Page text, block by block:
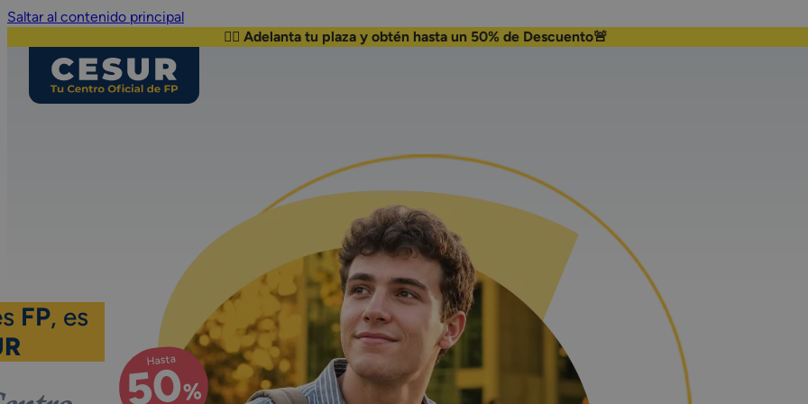
Saltar al contenido principal
👉🏽 Adelanta tu plaza y obtén hasta un 50% de Descuento🚨
FP, es
Hasta
50%